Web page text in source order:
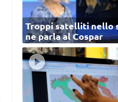
Troppi satelliti nello
ne parla al Cospar